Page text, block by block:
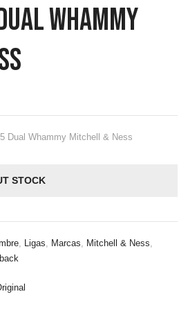
Whammy
Dual Whammy Mitchell & Ness
STOCK
, Ligas Marcas Mitchell & Ness